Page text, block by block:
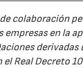
colaboración
empresas en la
derivadas
el Real Decreto